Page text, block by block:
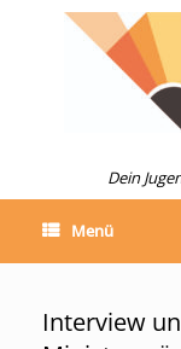
Dein
Menü
Interview